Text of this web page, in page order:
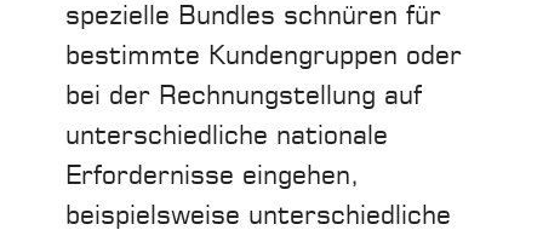
spezielle Bundles schnüren für
bestimmte Kundengruppen oder
bei der Rechnungstellung auf
unterschiedliche nationale
Erfordernisse eingehen,
beispielsweise unterschiedliche